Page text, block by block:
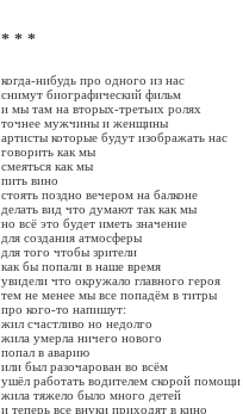
* * *
когда-нибудь про одного из нас
снимут биографический фильм
и мы там на вторых-третьих ролях
точнее мужчины и женщины
артисты которые будут изображать нас
говорить как мы
смеяться как мы
пить вино
стоять поздно вечером на балконе
делать вид что думают так как мы
но всё это будет иметь значение
для создания атмосферы
для того чтобы зрители
как бы попали в наше время
увидели что окружало главного героя
тем не менее мы все попадём в титры
про кого-то напишут:
жил счастливо но недолго
жила умерла ничего нового
попал в аварию
или был разочарован во всём
ушёл работать водителем скорой помощи
жила тяжело было много детей
и теперь все внуки приходят в кино